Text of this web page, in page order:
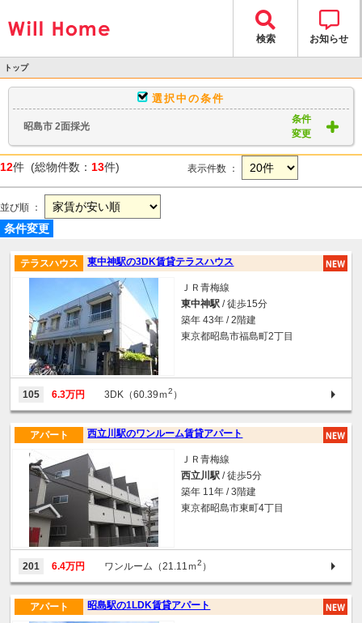
検索 お知らせ
トップ
物件検索
> 物件一覧
選択中の条件
昭島市 2面採光
条件
変更
12件 (総物件数： 13件) 表示件数 ：
並び順 ：
条件変更
東中神駅の3DK賃貸テラスハウス
テラスハウス
ＪＲ青梅線
東中神駅 / 徒歩15分
築年 43年 / 2階建
東京都昭島市福島町2丁目
105 6.3万円 3DK（60.39ｍ2 ）
西立川駅のワンルーム賃貸アパート
アパート
ＪＲ青梅線
西立川駅 / 徒歩5分
築年 11年 / 3階建
東京都昭島市東町4丁目
201 6.4万円 ワンルーム（21.11ｍ2 ）
昭島駅の1LDK賃貸アパート
アパート